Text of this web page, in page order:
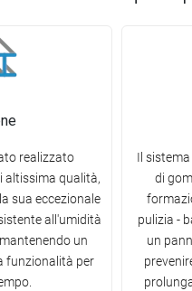
realizzato
altissima qualità,
sua eccezionale
all'umidità
un
funzionalità per
Il
di
pulizia -
un